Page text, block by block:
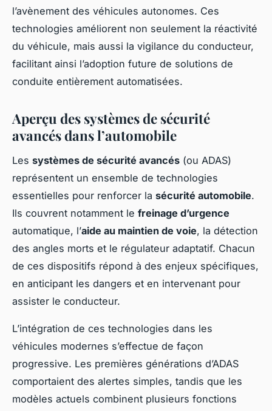
l’avènement des véhicules autonomes. Ces
technologies améliorent non seulement la réactivité
du véhicule, mais aussi la vigilance du conducteur,
facilitant ainsi l’adoption future de solutions de
conduite entièrement automatisées.
Aperçu des systèmes de sécurité
avancés dans l’automobile
Les systèmes de sécurité avancés (ou ADAS)
représentent un ensemble de technologies
essentielles pour renforcer la sécurité automobile.
Ils couvrent notamment le freinage d’urgence
automatique, l’aide au maintien de voie, la détection
des angles morts et le régulateur adaptatif. Chacun
de ces dispositifs répond à des enjeux spécifiques,
en anticipant les dangers et en intervenant pour
assister le conducteur.
L’intégration de ces technologies dans les
véhicules modernes s’effectue de façon
progressive. Les premières générations d’ADAS
comportaient des alertes simples, tandis que les
modèles actuels combinent plusieurs fonctions